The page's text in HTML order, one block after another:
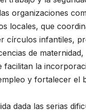
organizaciones
locales, que
círculos infantiles,
de
facilitan la
y fortalecer el
dada las serias